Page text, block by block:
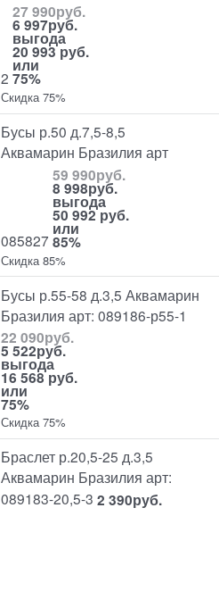
2
27 990руб.
6 997руб.
выгода
20 993 руб.
или
75%
Скидка 75%
Бусы р.50 д.7,5-8,5
Аквамарин Бразилия арт
085827
59 990руб.
8 998руб.
выгода
50 992 руб.
или
85%
Скидка 85%
Бусы р.55-58 д.3,5 Аквамарин
Бразилия арт: 089186-р55-1
22 090руб.
5 522руб.
выгода
16 568 руб.
или
75%
Скидка 75%
Браслет р.20,5-25 д.3,5
Аквамарин Бразилия арт:
089183-20,5-3 2 390руб.